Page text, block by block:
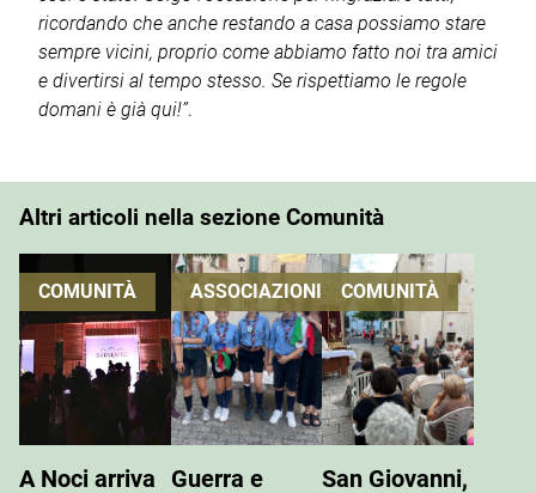
ricordando che anche restando a casa possiamo stare
sempre vicini, proprio come abbiamo fatto noi tra amici
e divertirsi al tempo stesso. Se rispettiamo le regole
domani è già qui!”.
Altri articoli nella sezione Comunità
COMUNITÀ
A Noci arriva
ASSOCIAZIONI
Guerra e
COMUNITÀ
San Giovanni,